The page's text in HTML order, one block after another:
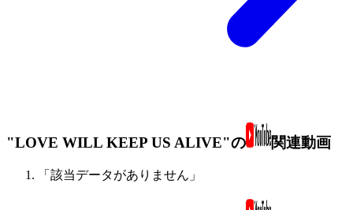
"LOVE WILL KEEP US ALIVE"の 関連動画
「該当データがありません」